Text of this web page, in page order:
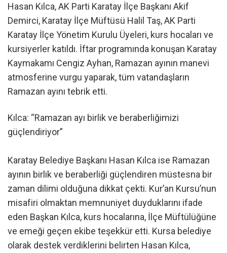
Hasan Kılca, AK Parti Karatay İlçe Başkanı Akif
Demirci, Karatay İlçe Müftüsü Halil Taş, AK Parti
Karatay İlçe Yönetim Kurulu Üyeleri, kurs hocaları ve
kursiyerler katıldı. İftar programında konuşan Karatay
Kaymakamı Cengiz Ayhan, Ramazan ayının manevi
atmosferine vurgu yaparak, tüm vatandaşların
Ramazan ayını tebrik etti.
Kılca: “Ramazan ayı birlik ve beraberliğimizi
güçlendiriyor”
Karatay Belediye Başkanı Hasan Kılca ise Ramazan
ayının birlik ve beraberliği güçlendiren müstesna bir
zaman dilimi olduğuna dikkat çekti. Kur’an Kursu’nun
misafiri olmaktan memnuniyet duyduklarını ifade
eden Başkan Kılca, kurs hocalarına, İlçe Müftülüğüne
ve emeği geçen ekibe teşekkür etti. Kursa belediye
olarak destek verdiklerini belirten Hasan Kılca,